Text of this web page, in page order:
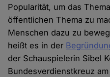
Popularität, um das
öffentlichen Thema zu
Menschen dazu zu
heißt es in der
der Schauspielerin Sibel
Bundesverdienstkreuz